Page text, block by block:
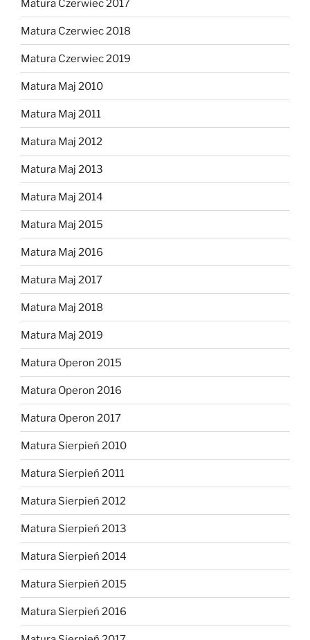
Matura Czerwiec 2017
Matura Czerwiec 2018
Matura Czerwiec 2019
Matura Maj 2010
Matura Maj 2011
Matura Maj 2012
Matura Maj 2013
Matura Maj 2014
Matura Maj 2015
Matura Maj 2016
Matura Maj 2017
Matura Maj 2018
Matura Maj 2019
Matura Operon 2015
Matura Operon 2016
Matura Operon 2017
Matura Sierpień 2010
Matura Sierpień 2011
Matura Sierpień 2012
Matura Sierpień 2013
Matura Sierpień 2014
Matura Sierpień 2015
Matura Sierpień 2016